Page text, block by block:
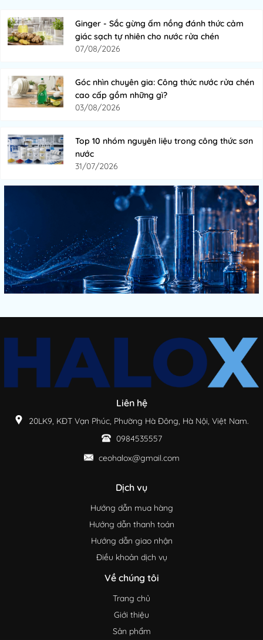
Ginger - Sắc gừng ấm nồng đánh thức cảm
giác sạch tự nhiên cho nước rửa chén
07/08/2026
Góc nhìn chuyên gia: Công thức nước rửa chén
cao cấp gồm những gì?
03/08/2026
Top 10 nhóm nguyên liệu trong công thức sơn
nước
31/07/2026
Liên hệ
20LK9, KĐT Vạn Phúc, Phường Hà Đông, Hà Nội, Việt Nam.
0984535557
ceohalox@gmail.com
Dịch vụ
Hướng dẫn mua hàng
Hướng dẫn thanh toán
Hướng dẫn giao nhận
Điều khoản dịch vụ
Về chúng tôi
Trang chủ
Giới thiệu
Sản phẩm